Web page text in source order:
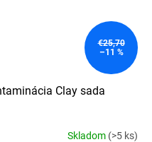
€25,70
–11 %
Clay sada
Skladom (>5 ks)